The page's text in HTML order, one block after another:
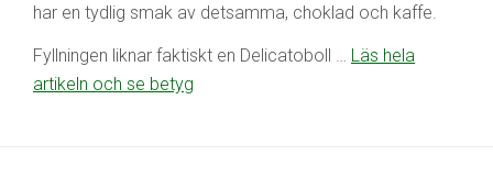
har en tydlig smak av detsamma, choklad och kaffe.
Fyllningen liknar faktiskt en Delicatoboll … Läs hela
artikeln och se betyg